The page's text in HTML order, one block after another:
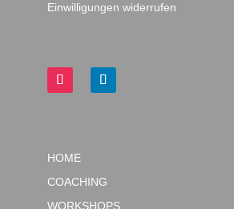
Einwilligungen widerrufen
HOME
COACHING
WORKSHOPS